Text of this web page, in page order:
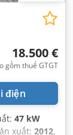
18.500 €
gồm thuế GTGT
điện
47 kW
xuất: 2012,